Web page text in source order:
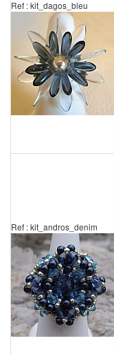
Ref : kit_dagos_bleu
Ref : kit_andros_denim